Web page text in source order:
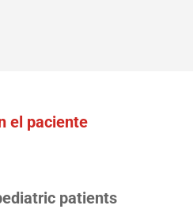
el paciente
patients